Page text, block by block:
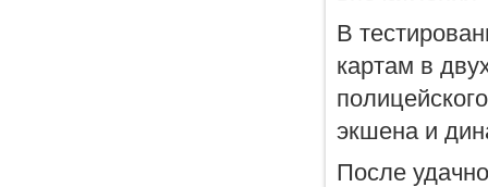
В
картам в
экшена и
После